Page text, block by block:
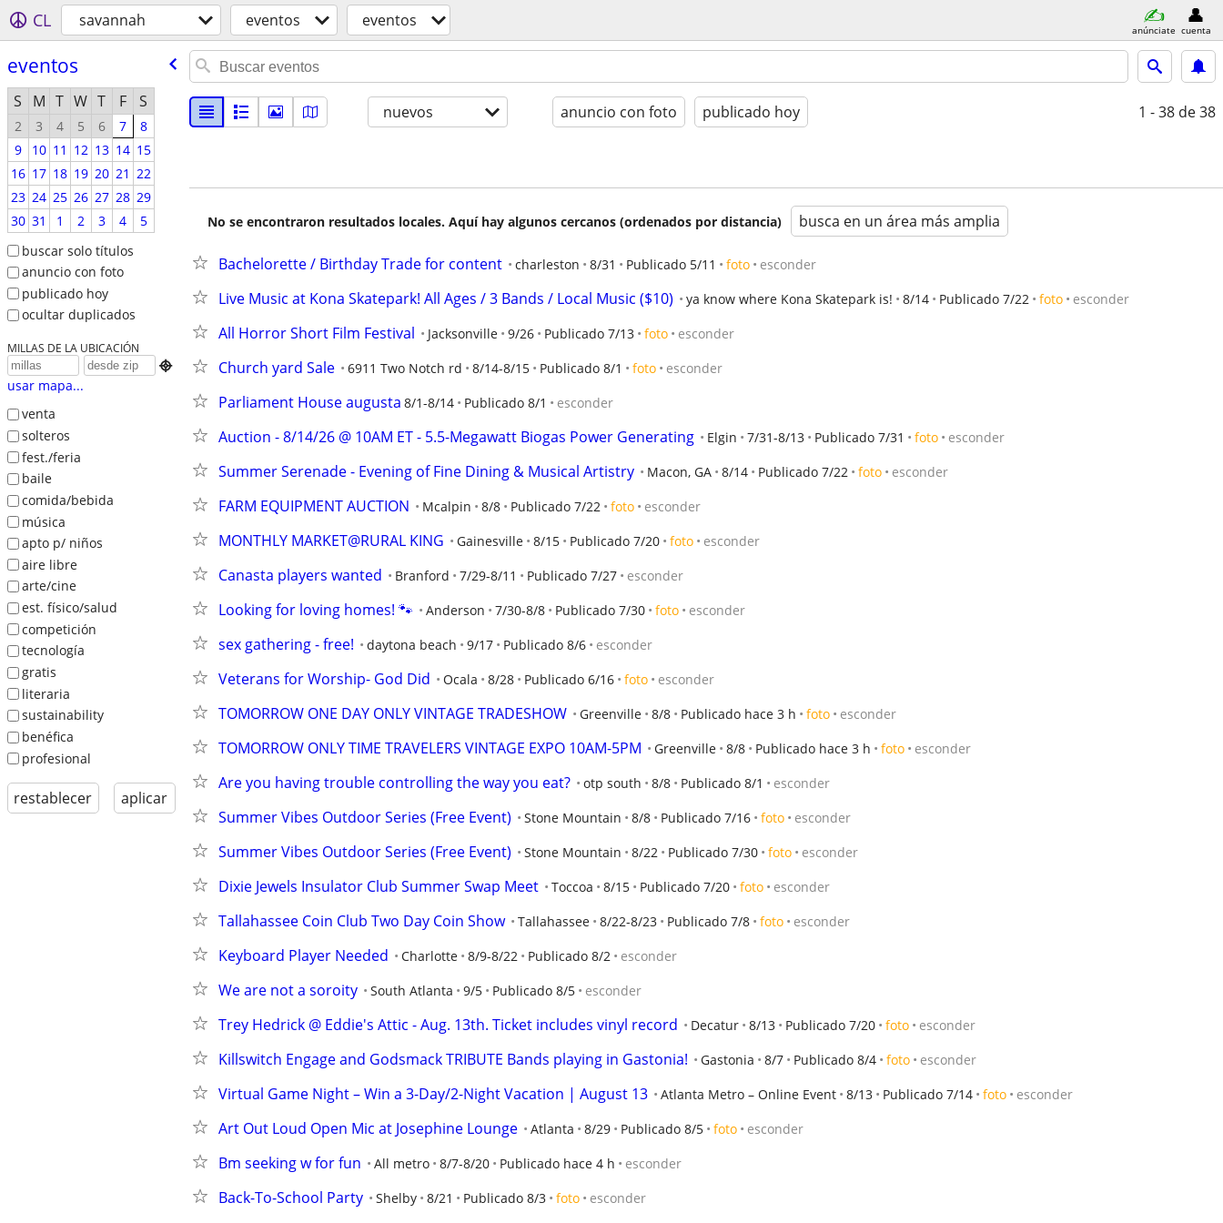
CL savannah eventos eventos anúnciate cuenta
eventos
S M T W T F S
2 3 4 5 6 7
8
9
10 11 12 13 14 15
16 17 18 19 20 21 22
23 24 25 26 27 28 29
30 31 1 2 3 4
5
buscar solo títulos
anuncio con foto
publicado hoy
ocultar duplicados
MILLAS DE LA UBICACIÓN

usar mapa...
venta
solteros
fest./feria
baile
comida/bebida
música
apto p/ niños
aire libre
arte/cine
est. físico/salud
competición
tecnología
gratis
literaria
sustainability
benéfica
profesional
restablecer aplicar
nuevos anuncio con foto publicado hoy 1 - 38 de 38
No se encontraron resultados locales. Aquí hay algunos cercanos (ordenados por distancia) busca en un área más amplia
Bachelorette / Birthday Trade for content charleston 8/31 Publicado 5/11 foto esconder
Live Music at Kona Skatepark! All Ages / 3 Bands / Local Music ($10) ya know where Kona Skatepark is! 8/14 Publicado 7/22 foto esconder
All Horror Short Film Festival Jacksonville 9/26 Publicado 7/13 foto esconder
Church yard Sale 6911 Two Notch rd 8/14-8/15 Publicado 8/1 foto esconder
Parliament House augusta 8/1-8/14 Publicado 8/1 esconder
Auction - 8/14/26 @ 10AM ET - 5.5-Megawatt Biogas Power Generating Elgin 7/31-8/13 Publicado 7/31 foto esconder
Summer Serenade - Evening of Fine Dining & Musical Artistry Macon, GA 8/14 Publicado 7/22 foto esconder
FARM EQUIPMENT AUCTION Mcalpin 8/8 Publicado 7/22 foto esconder
MONTHLY MARKET@RURAL KING Gainesville 8/15 Publicado 7/20 foto esconder
Canasta players wanted Branford 7/29-8/11 Publicado 7/27 esconder
Looking for loving homes! 🐾 Anderson 7/30-8/8 Publicado 7/30 foto esconder
sex gathering - free! daytona beach 9/17 Publicado 8/6 esconder
Veterans for Worship- God Did Ocala 8/28 Publicado 6/16 foto esconder
TOMORROW ONE DAY ONLY VINTAGE TRADESHOW Greenville 8/8 Publicado hace 3 h foto esconder
TOMORROW ONLY TIME TRAVELERS VINTAGE EXPO 10AM-5PM Greenville 8/8 Publicado hace 3 h foto esconder
Are you having trouble controlling the way you eat? otp south 8/8 Publicado 8/1 esconder
Summer Vibes Outdoor Series (Free Event) Stone Mountain 8/8 Publicado 7/16 foto esconder
Summer Vibes Outdoor Series (Free Event) Stone Mountain 8/22 Publicado 7/30 foto esconder
Dixie Jewels Insulator Club Summer Swap Meet Toccoa 8/15 Publicado 7/20 foto esconder
Tallahassee Coin Club Two Day Coin Show Tallahassee 8/22-8/23 Publicado 7/8 foto esconder
Keyboard Player Needed Charlotte 8/9-8/22 Publicado 8/2 esconder
We are not a soroity South Atlanta 9/5 Publicado 8/5 esconder
Trey Hedrick @ Eddie's Attic - Aug. 13th. Ticket includes vinyl record Decatur 8/13 Publicado 7/20 foto esconder
Killswitch Engage and Godsmack TRIBUTE Bands playing in Gastonia! Gastonia 8/7 Publicado 8/4 foto esconder
Virtual Game Night – Win a 3-Day/2-Night Vacation | August 13 Atlanta Metro – Online Event 8/13 Publicado 7/14 foto esconder
Art Out Loud Open Mic at Josephine Lounge Atlanta 8/29 Publicado 8/5 foto esconder
Bm seeking w for fun All metro 8/7-8/20 Publicado hace 4 h esconder
Back-To-School Party Shelby 8/21 Publicado 8/3 foto esconder